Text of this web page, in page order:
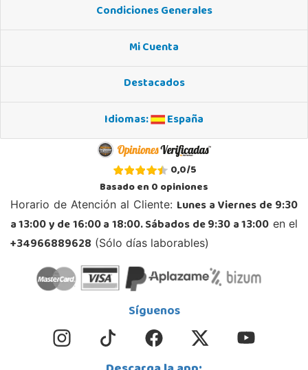
Condiciones Generales
Mi Cuenta
Destacados
Idiomas:
España
0,0/5
Basado en0opiniones
Horario de Atención al Cliente: Lunes a Viernes de 9:30
a 13:00 y de 16:00 a 18:00. Sábados de 9:30 a 13:00 en el
+34966889628 (Sólo días laborables)
Síguenos